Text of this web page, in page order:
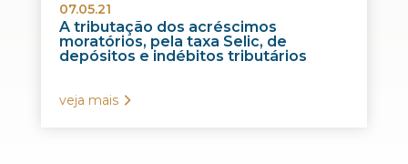
07.05.21
A tributação dos acréscimos
moratórios, pela taxa Selic, de
depósitos e indébitos tributários
veja mais